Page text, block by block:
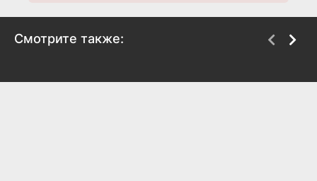
Смотрите также: